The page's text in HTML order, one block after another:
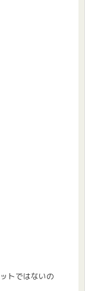
トではないの